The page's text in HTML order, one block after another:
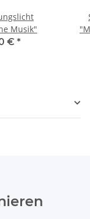
Musik"
€ *